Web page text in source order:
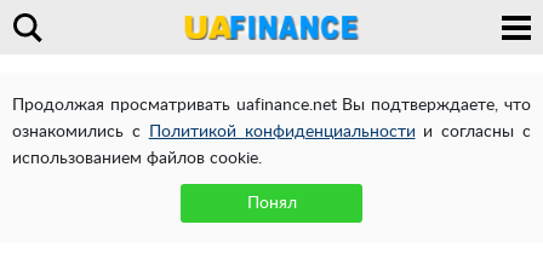
Продолжая просматривать uafinance.net Вы подтверждаете, что
ознакомились с
Политикой конфиденциальности и согласны с
использованием файлов cookie.
Понял